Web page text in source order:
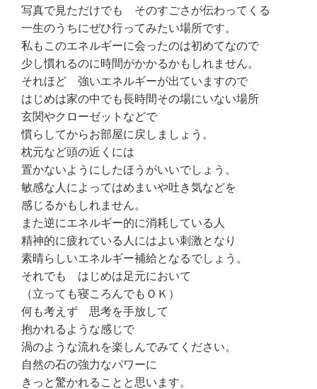
写真で見ただけでも そのすごさが伝わってくる
一生のうちにぜひ行ってみたい場所です。
私もこのエネルギーに会ったのは初めてなので
少し慣れるのに時間がかかるかもしれません。
それほど 強いエネルギーが出ていますので
はじめは家の中でも長時間その場にいない場所
玄関やクローゼットなどで
慣らしてからお部屋に戻しましょう。
枕元など頭の近くには
置かないようにしたほうがいいでしょう。
敏感な人によってはめまいや吐き気などを
感じるかもしれません。
また逆にエネルギー的に消耗している人
精神的に疲れている人にはよい刺激となり
素晴らしいエネルギー補給となるでしょう。
それでも はじめは足元において
（立っても寝ころんでもＯＫ）
何も考えず 思考を手放して
抱かれるような感じで
渦のような流れを楽しんでみてください。
自然の石の強力なパワーに
きっと驚かれることと思います。